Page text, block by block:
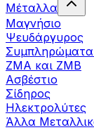
Μέταλλα
Μαγνήσιο
Ψευδάργυρος
ZMA και ZMB
Ασβέστιο
Σίδηρος
Ηλεκτρολύτες
Άλλα